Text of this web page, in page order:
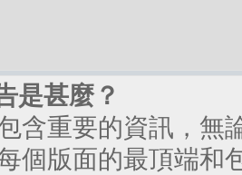
是甚麼？
含重要的資訊，無
個版面的最頂端和